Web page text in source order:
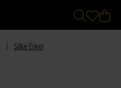
Silke Erkel